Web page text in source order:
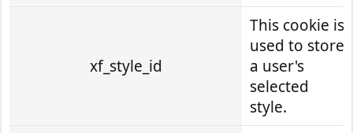
xf_style_id
This cookie is
used to store
a user's
selected
style.